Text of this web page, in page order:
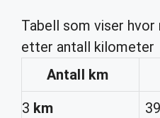
Tabell som viser
etter antall kilometer
Antall km
3 km